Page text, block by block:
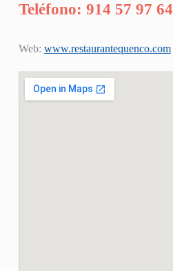
Teléfono: 914 57 97 64
Web: www.restaurantequenco.com